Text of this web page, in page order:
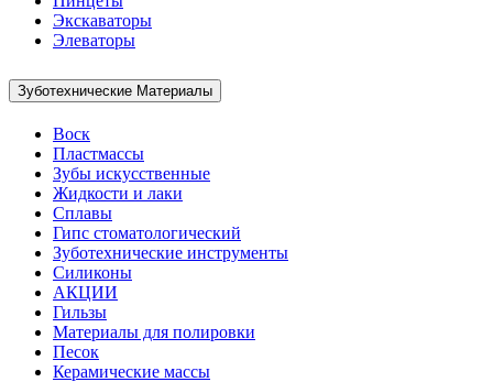
Экскаваторы
Элеваторы
Зуботехнические Материалы
Воск
Пластмассы
Зубы искусственные
Жидкости и лаки
Сплавы
Гипс стоматологический
Зуботехнические инструменты
Силиконы
АКЦИИ
Гильзы
Материалы для полировки
Песок
Керамические массы